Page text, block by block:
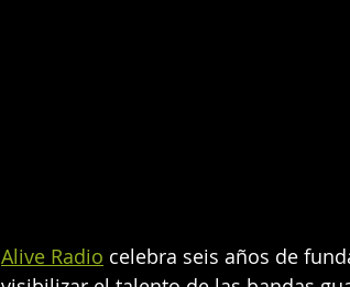
Alive Radio celebra seis años de